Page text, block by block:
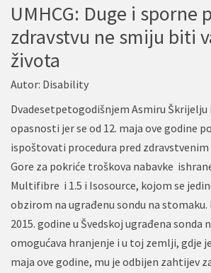
UMHCG: Duge i sporne
zdravstvu ne smiju biti
života
Autor: Disability
Dvadesetpetogodišnjem Asmiru Škrijelju
opasnosti jer se od 12. maja ove godine
ispoštovati procedura pred
Gore za pokriće troškova nabavke
Multifibre i 1.5 i Isosource, kojom se
obzirom na ugrađenu sondu na stomaku.
2015. godine u Švedskoj ugrađena sonda
omogućava hranjenje i u toj zemlji, gdje
maja ove godine, mu je odbijen zahtijev